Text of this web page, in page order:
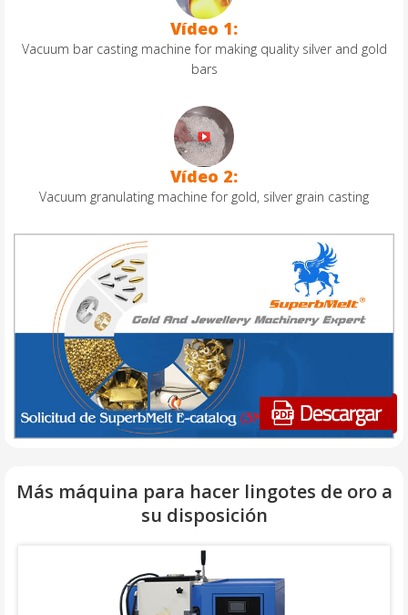
Vídeo 1:
Vacuum bar casting machine for making quality silver and gold
bars
Vídeo 2:
Vacuum granulating machine for gold, silver grain casting
Más máquina para hacer lingotes de oro a
su disposición